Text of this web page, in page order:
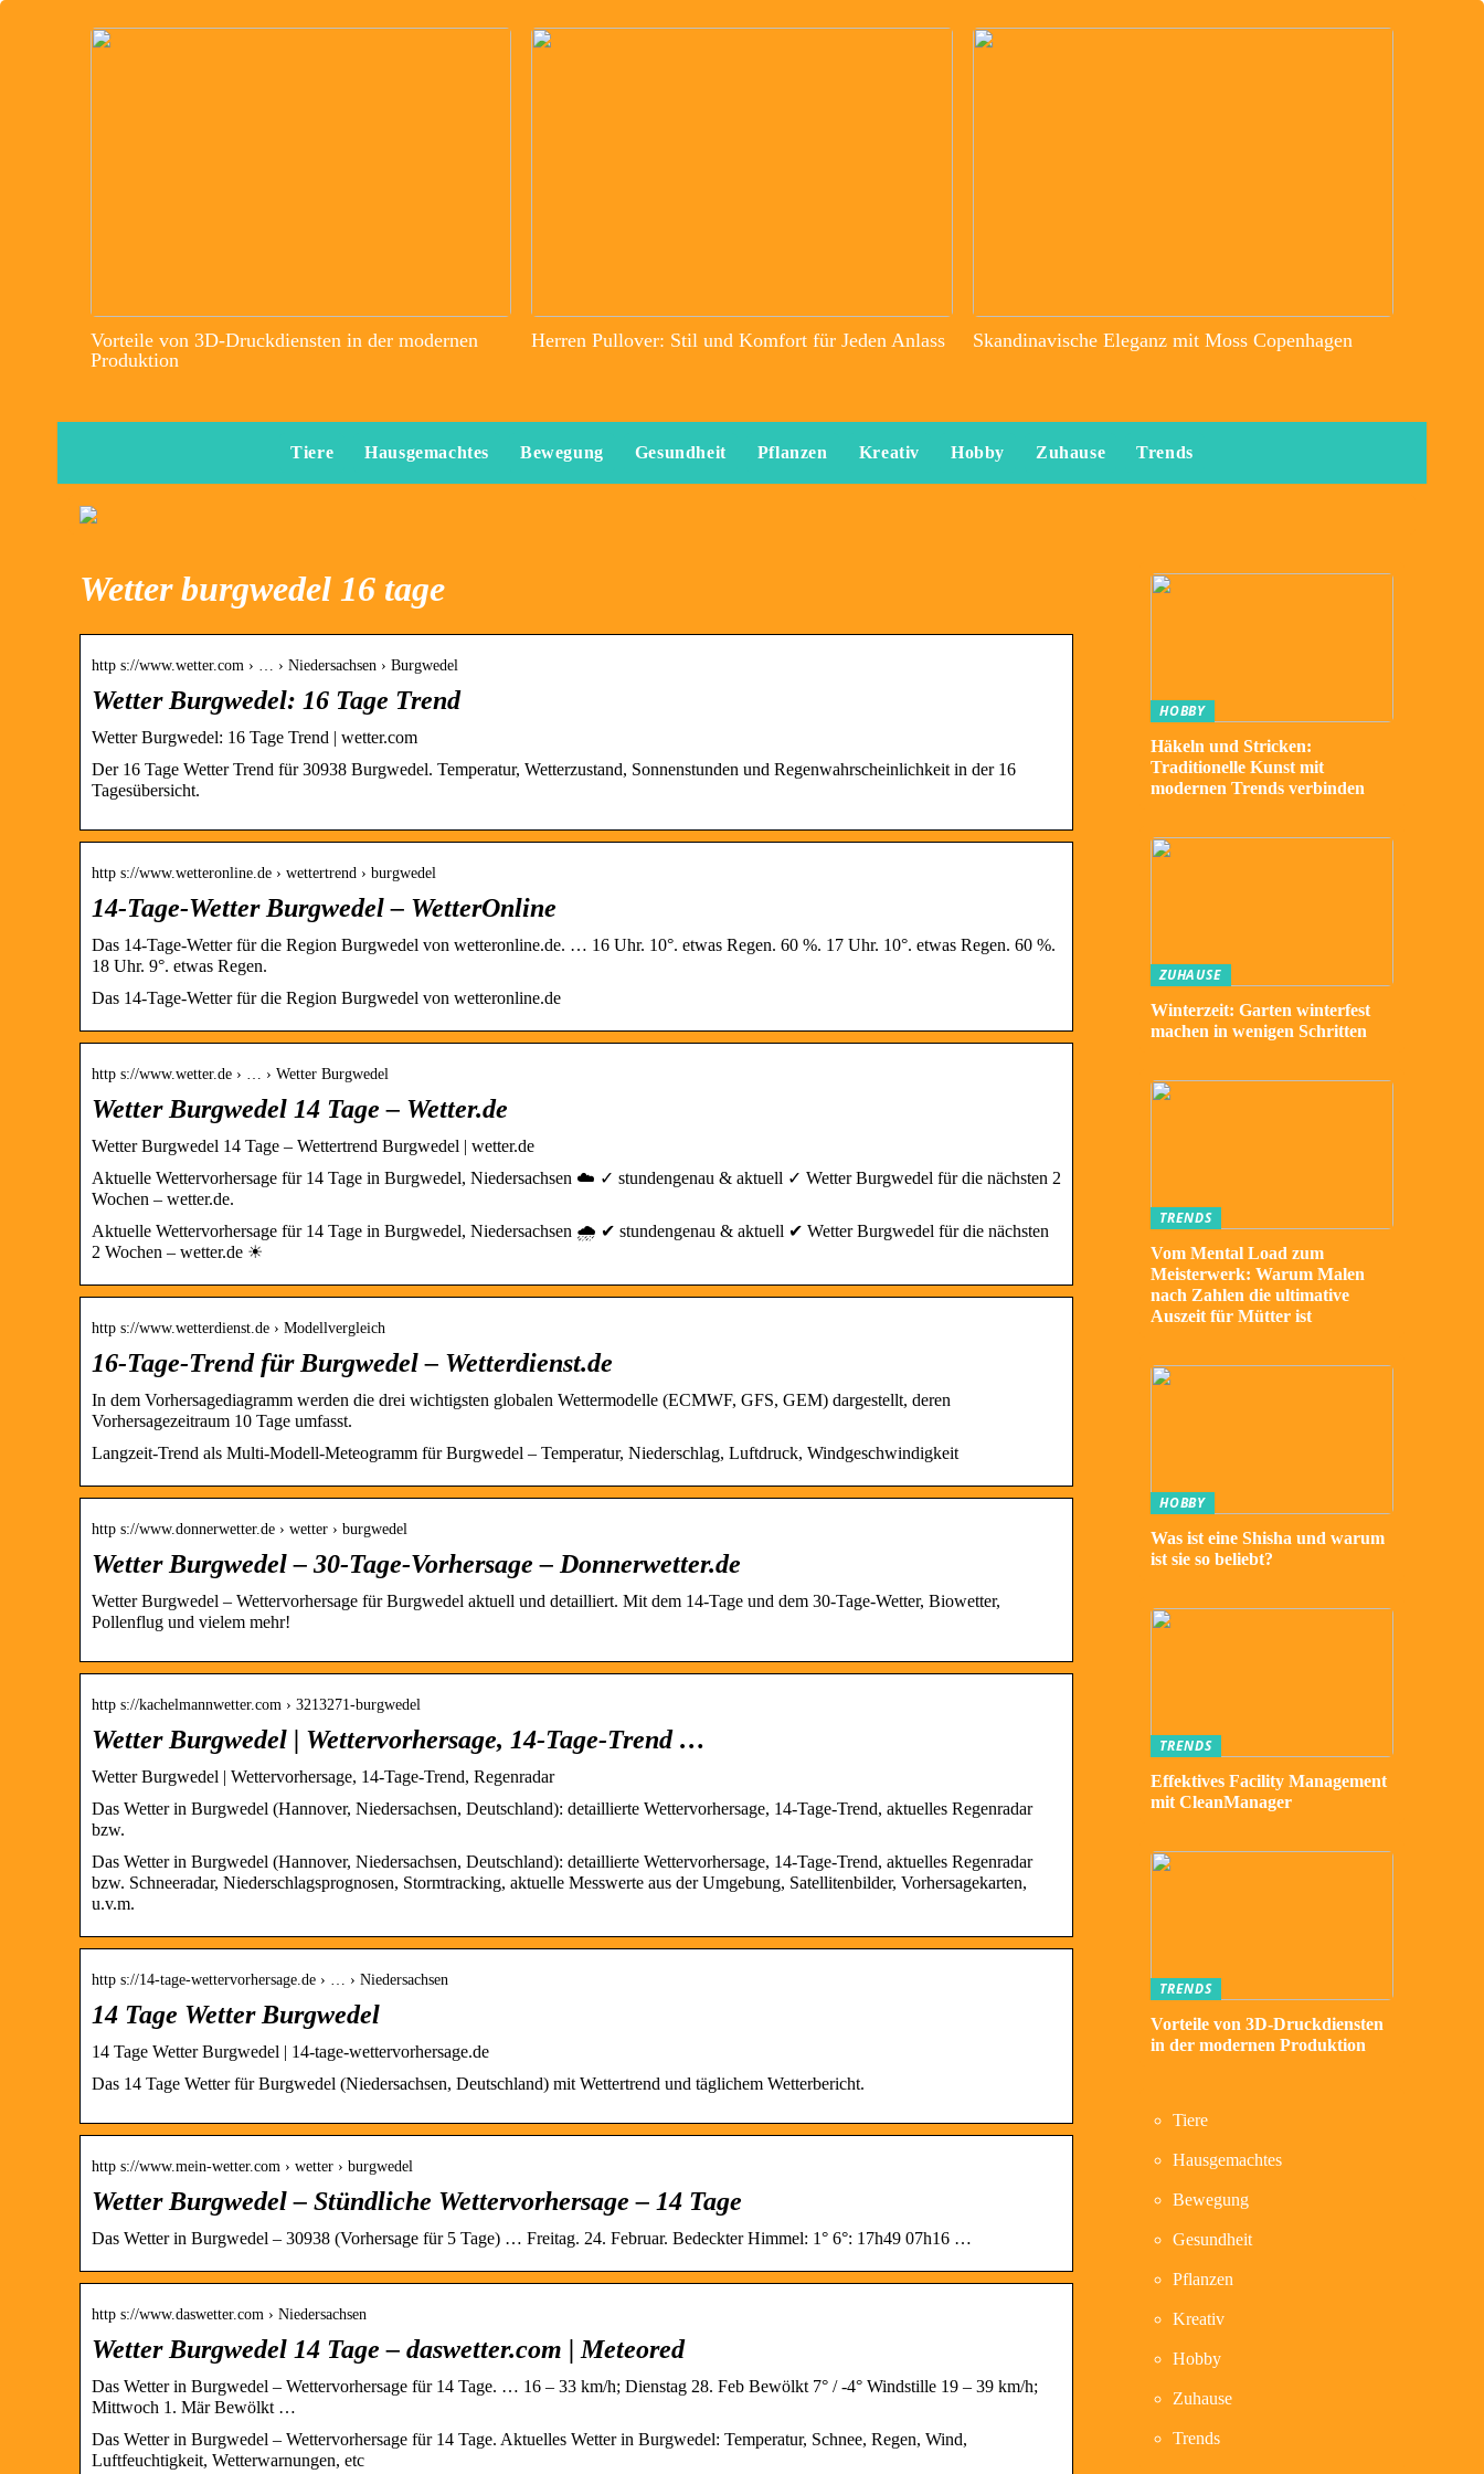
Vorteile von 3D-Druckdiensten in der modernen
Produktion
Herren Pullover: Stil und Komfort für Jeden Anlass Skandinavische Eleganz mit Moss Copenhagen
Tiere Hausgemachtes Bewegung Gesundheit Pflanzen Kreativ Hobby Zuhause Trends
Wetter burgwedel 16 tage
http s://www.wetter.com › … › Niedersachsen › Burgwedel
Wetter Burgwedel: 16 Tage Trend
Wetter Burgwedel: 16 Tage Trend | wetter.com
Der 16 Tage Wetter Trend für 30938 Burgwedel. Temperatur, Wetterzustand, Sonnenstunden und Regenwahrscheinlichkeit in der 16
Tagesübersicht.
http s://www.wetteronline.de › wettertrend › burgwedel
14-Tage-Wetter Burgwedel – WetterOnline
Das 14-Tage-Wetter für die Region Burgwedel von wetteronline.de. … 16 Uhr. 10°. etwas Regen. 60 %. 17 Uhr. 10°. etwas Regen. 60 %.
18 Uhr. 9°. etwas Regen.
Das 14-Tage-Wetter für die Region Burgwedel von wetteronline.de
http s://www.wetter.de › … › Wetter Burgwedel
Wetter Burgwedel 14 Tage – Wetter.de
Wetter Burgwedel 14 Tage – Wettertrend Burgwedel | wetter.de
Aktuelle Wettervorhersage für 14 Tage in Burgwedel, Niedersachsen ☁️ ✓ stundengenau & aktuell ✓ Wetter Burgwedel für die nächsten 2
Wochen – wetter.de.
Aktuelle Wettervorhersage für 14 Tage in Burgwedel, Niedersachsen 🌧️ ✔ stundengenau & aktuell ✔ Wetter Burgwedel für die nächsten
2 Wochen – wetter.de ☀
http s://www.wetterdienst.de › Modellvergleich
16-Tage-Trend für Burgwedel – Wetterdienst.de
In dem Vorhersagediagramm werden die drei wichtigsten globalen Wettermodelle (ECMWF, GFS, GEM) dargestellt, deren
Vorhersagezeitraum 10 Tage umfasst.
Langzeit-Trend als Multi-Modell-Meteogramm für Burgwedel – Temperatur, Niederschlag, Luftdruck, Windgeschwindigkeit
http s://www.donnerwetter.de › wetter › burgwedel
Wetter Burgwedel – 30-Tage-Vorhersage – Donnerwetter.de
Wetter Burgwedel – Wettervorhersage für Burgwedel aktuell und detailliert. Mit dem 14-Tage und dem 30-Tage-Wetter, Biowetter,
Pollenflug und vielem mehr!
http s://kachelmannwetter.com › 3213271-burgwedel
Wetter Burgwedel | Wettervorhersage, 14-Tage-Trend …
Wetter Burgwedel | Wettervorhersage, 14-Tage-Trend, Regenradar
Das Wetter in Burgwedel (Hannover, Niedersachsen, Deutschland): detaillierte Wettervorhersage, 14-Tage-Trend, aktuelles Regenradar
bzw.
Das Wetter in Burgwedel (Hannover, Niedersachsen, Deutschland): detaillierte Wettervorhersage, 14-Tage-Trend, aktuelles Regenradar
bzw. Schneeradar, Niederschlagsprognosen, Stormtracking, aktuelle Messwerte aus der Umgebung, Satellitenbilder, Vorhersagekarten,
u.v.m.
http s://14-tage-wettervorhersage.de › … › Niedersachsen
14 Tage Wetter Burgwedel
14 Tage Wetter Burgwedel | 14-tage-wettervorhersage.de
Das 14 Tage Wetter für Burgwedel (Niedersachsen, Deutschland) mit Wettertrend und täglichem Wetterbericht.
http s://www.mein-wetter.com › wetter › burgwedel
Wetter Burgwedel – Stündliche Wettervorhersage – 14 Tage
Das Wetter in Burgwedel – 30938 (Vorhersage für 5 Tage) … Freitag. 24. Februar. Bedeckter Himmel: 1° 6°: 17h49 07h16 …
http s://www.daswetter.com › Niedersachsen
Wetter Burgwedel 14 Tage – daswetter.com | Meteored
Das Wetter in Burgwedel – Wettervorhersage für 14 Tage. … 16 – 33 km/h; Dienstag 28. Feb Bewölkt 7° / -4° Windstille 19 – 39 km/h;
Mittwoch 1. Mär Bewölkt …
Das Wetter in Burgwedel – Wettervorhersage für 14 Tage. Aktuelles Wetter in Burgwedel: Temperatur, Schnee, Regen, Wind,
Luftfeuchtigkeit, Wetterwarnungen, etc
HOBBY
Häkeln und Stricken:
Traditionelle Kunst mit
modernen Trends verbinden
ZUHAUSE
Winterzeit: Garten winterfest
machen in wenigen Schritten
TRENDS
Vom Mental Load zum
Meisterwerk: Warum Malen
nach Zahlen die ultimative
Auszeit für Mütter ist
HOBBY
Was ist eine Shisha und warum
ist sie so beliebt?
TRENDS
Effektives Facility Management
mit CleanManager
TRENDS
Vorteile von 3D-Druckdiensten
in der modernen Produktion
Tiere
Hausgemachtes
Bewegung
Gesundheit
Pflanzen
Kreativ
Hobby
Zuhause
Trends